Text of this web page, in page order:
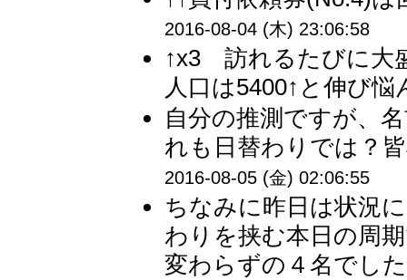
2016-08-04 (木) 23:06:58
↑x3 訪れるたびに大
人口は5400↑と伸び
自分の推測ですが、
れも日替わりでは？
2016-08-05 (金) 02:06:55
ちなみに昨日は状況
わりを挟む本日の周
変わらずの４名でし